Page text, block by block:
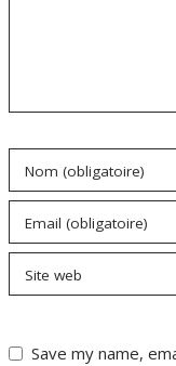
Nom (obligatoire)
Email (obligatoire)
Site web
Save my name,